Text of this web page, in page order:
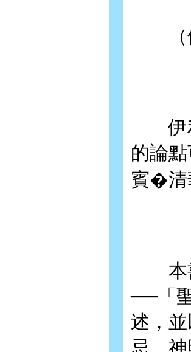
（依
伊利
的論
賓�清
本書
──「
述，
忌、